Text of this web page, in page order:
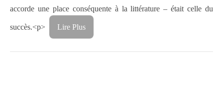
accorde une place conséquente à la littérature – était celle du
succès.<p> Lire Plus